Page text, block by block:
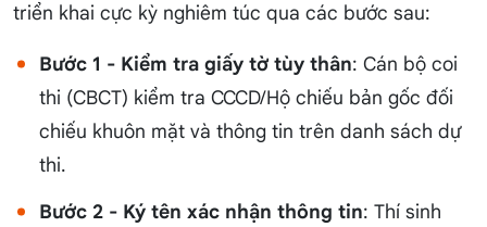
triển khai cực kỳ nghiêm túc qua các bước sau:
Bước 1 - Kiểm tra giấy tờ tùy thân: Cán bộ coi
thi (CBCT) kiểm tra CCCD/Hộ chiếu bản gốc đối
chiếu khuôn mặt và thông tin trên danh sách dự
thi.
Bước 2 - Ký tên xác nhận thông tin: Thí sinh